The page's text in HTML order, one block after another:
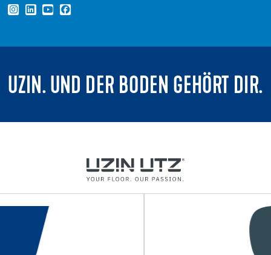
UZIN. UND DER BODEN GEHÖRT DIR.